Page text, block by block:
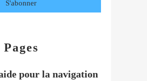
Pages
pour la navigation